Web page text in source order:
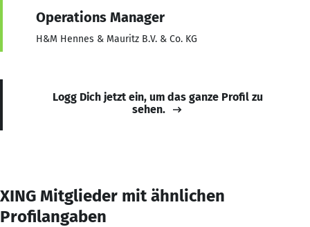
Operations Manager
H&M Hennes & Mauritz B.V. & Co. KG
Logg Dich jetzt ein, um das ganze Profil zu
sehen.
XING Mitglieder mit ähnlichen
Profilangaben